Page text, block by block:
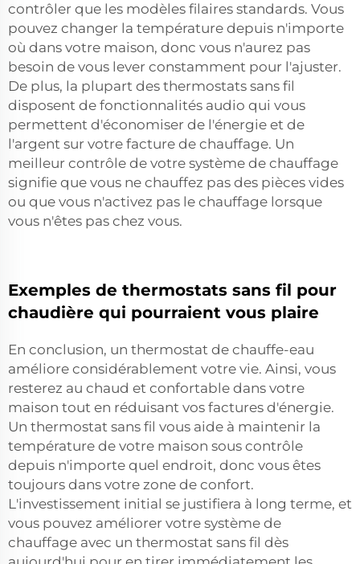
contrôler que les modèles filaires standards. Vous
pouvez changer la température depuis n'importe
où dans votre maison, donc vous n'aurez pas
besoin de vous lever constamment pour l'ajuster.
De plus, la plupart des thermostats sans fil
disposent de fonctionnalités audio qui vous
permettent d'économiser de l'énergie et de
l'argent sur votre facture de chauffage. Un
meilleur contrôle de votre système de chauffage
signifie que vous ne chauffez pas des pièces vides
ou que vous n'activez pas le chauffage lorsque
vous n'êtes pas chez vous.
Exemples de thermostats sans fil pour
chaudière qui pourraient vous plaire
En conclusion, un thermostat de chauffe-eau
améliore considérablement votre vie. Ainsi, vous
resterez au chaud et confortable dans votre
maison tout en réduisant vos factures d'énergie.
Un thermostat sans fil vous aide à maintenir la
température de votre maison sous contrôle
depuis n'importe quel endroit, donc vous êtes
toujours dans votre zone de confort.
L'investissement initial se justifiera à long terme, et
vous pouvez améliorer votre système de
chauffage avec un thermostat sans fil dès